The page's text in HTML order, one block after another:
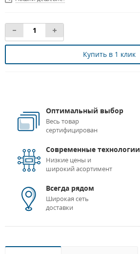
Купить в 1 клик
Оптимальный выбор
Весь товар
сертифицирован
Современные технологии
Низкие цены и
широкий асортимент
Всегда рядом
Широкая сеть
доставки